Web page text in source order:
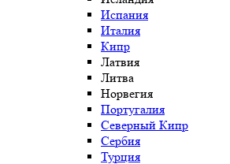
Испания
Италия
Кипр
Латвия
Литва
Норвегия
Португалия
Северный Кипр
Сербия
Турция